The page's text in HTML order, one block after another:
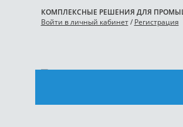
КОМПЛЕКСНЫЕ РЕШЕНИЯ ДЛЯ
Войти в личный кабинет/ Регистрация